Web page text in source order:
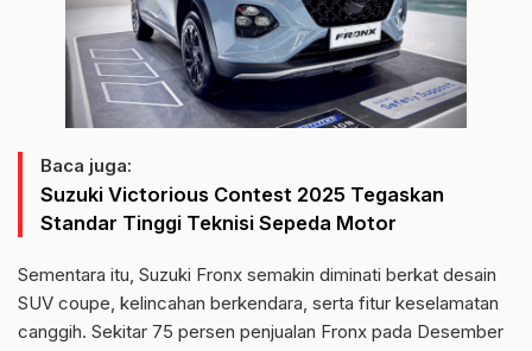
Baca juga:
Suzuki Victorious Contest 2025 Tegaskan
Standar Tinggi Teknisi Sepeda Motor
Sementara itu, Suzuki Fronx semakin diminati berkat desain
SUV coupe, kelincahan berkendara, serta fitur keselamatan
canggih. Sekitar 75 persen penjualan Fronx pada Desember